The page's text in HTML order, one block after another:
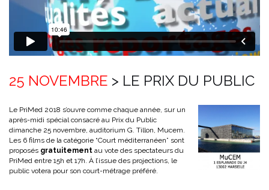
25 NOVEMBRE > LE PRIX DU PUBLIC
Le PriMed 2018 s’ouvre comme chaque année, sur un
après-midi spécial consacré au Prix du Public
dimanche 25 novembre, auditorium G. Tillon, Mucem.
Les 6 films de la catégorie “Court méditerranéen” sont
proposés gratuitement au vote des spectateurs du
PriMed entre 15h et 17h. À l’issue des projections, le
public votera pour son court-métrage préféré.